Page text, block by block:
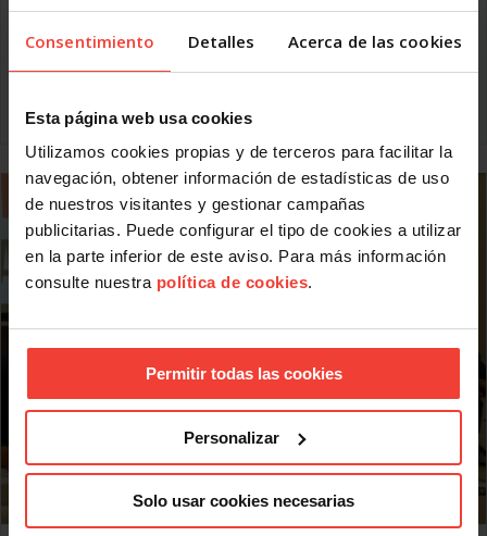
Consentimiento Detalles Acerca de las cookies
Esta página web usa cookies
Utilizamos cookies propias y de terceros para facilitar la
navegación, obtener información de estadísticas de uso
de nuestros visitantes y gestionar campañas
publicitarias. Puede configurar el tipo de cookies a utilizar
en la parte inferior de este aviso. Para más información
consulte nuestra política de cookies.
Permitir todas las cookies
Personalizar
Solo usar cookies necesarias
hizo eco de este informe en el momento de su publicación,
Leer más